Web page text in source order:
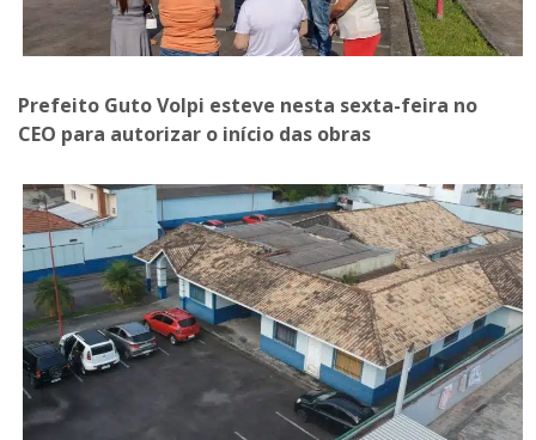
Prefeito Guto Volpi esteve nesta sexta-feira no
CEO para autorizar o início das obras